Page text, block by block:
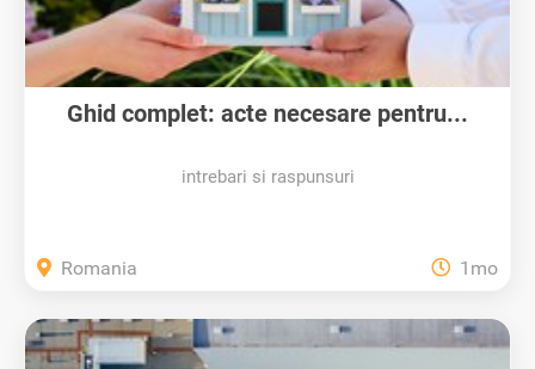
Ghid complet: acte necesare pentru...
intrebari si raspunsuri
Romania 1mo